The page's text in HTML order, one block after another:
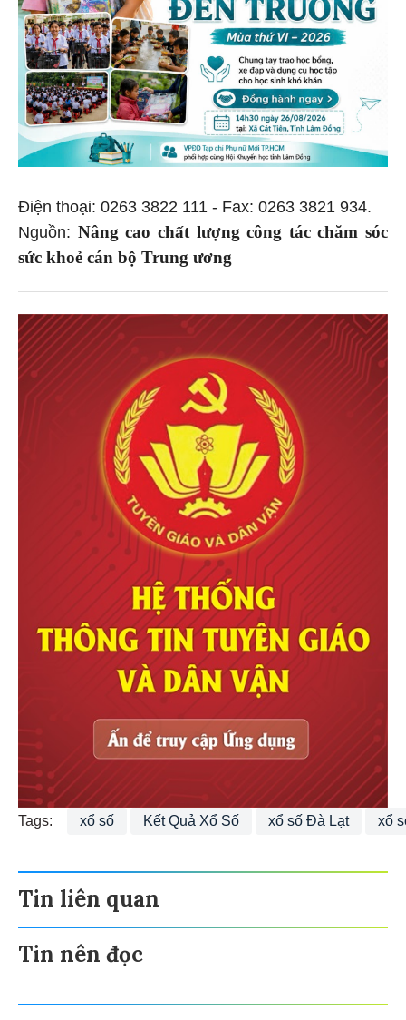
Điện thoại: 0263 3822 111 - Fax: 0263 3821 934.
Nguồn: Nâng cao chất lượng công tác chăm sóc
sức khoẻ cán bộ Trung ương
Tags: xổ số Kết Quả Xổ Số xổ số Đà Lạt xổ
Tin liên quan
Tin nên đọc